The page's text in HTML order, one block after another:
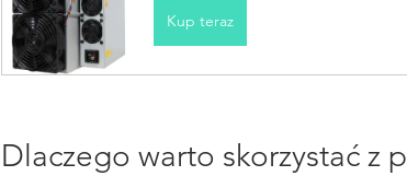
Kup teraz
Dlaczego warto skorzystać z